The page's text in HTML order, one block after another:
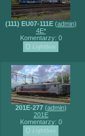
(111) EU07-111E(admin)
4E*
Komentarzy: 0
201E-277(admin)
201E
Komentarzy: 0